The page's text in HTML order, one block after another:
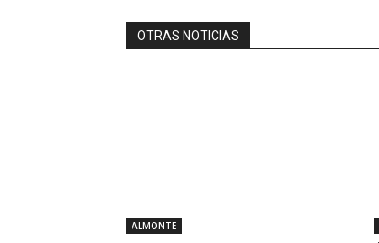
OTRAS NOTICIAS
ALMONTE